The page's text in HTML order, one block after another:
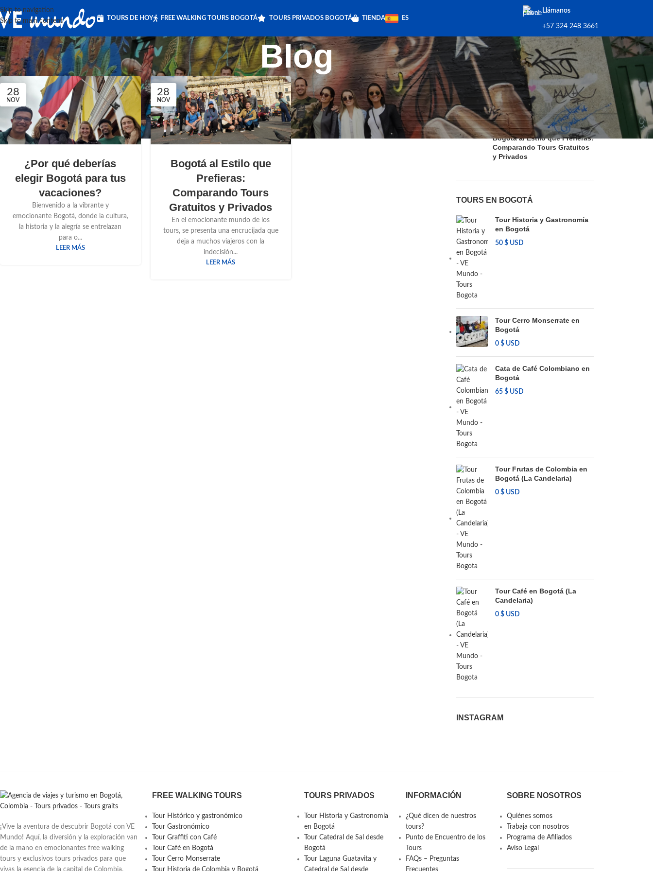
Skip to navigation
Skip to main content
TOURS DE HOY FREE WALKING TOURS BOGOTÁ TOURS PRIVADOS BOGOTÁ TIENDA ES
Llámanos
+57 324 248 3661
Blog
28
NOV
¿Por qué deberías
elegir Bogotá para tus
vacaciones?
Bienvenido a la vibrante y
emocionante Bogotá, donde la cultura,
la historia y la alegría se entrelazan
para o...
LEER MÁS
28
NOV
Bogotá al Estilo que
Prefieras:
Comparando Tours
Gratuitos y Privados
En el emocionante mundo de los
tours, se presenta una encrucijada que
deja a muchos viajeros con la
indecisión...
LEER MÁS
ARTÍCULOS RECIENTES
¿Por qué deberías elegir
Bogotá para tus vacaciones?
Bogotá al Estilo que Prefieras:
Comparando Tours Gratuitos
y Privados
TOURS EN BOGOTÁ
Tour Historia y Gastronomía
en Bogotá
50 $ USD
Tour Cerro Monserrate en
Bogotá
0 $ USD
Cata de Café Colombiano en
Bogotá
65 $ USD
Tour Frutas de Colombia en
Bogotá (La Candelaria)
0 $ USD
Tour Café en Bogotá (La
Candelaria)
0 $ USD
INSTAGRAM
¡Vive la aventura de descubrir Bogotá con VE
Mundo! Aquí, la diversión y la exploración van
de la mano en emocionantes free walking
tours y exclusivos tours privados para que
vivas la esencia de la capital de Colombia.
FREE WALKING TOURS
Tour Histórico y gastronómico
Tour Gastronómico
Tour Graffiti con Café
Tour Café en Bogotá
Tour Cerro Monserrate
Tour Historia de Colombia y Bogotá
TOURS PRIVADOS
Tour Historia y Gastronomía
en Bogotá
Tour Catedral de Sal desde
Bogotá
Tour Laguna Guatavita y
Catedral de Sal desde
INFORMACIÓN
¿Qué dicen de nuestros
tours?
Punto de Encuentro de los
Tours
FAQs – Preguntas
Frecuentes
SOBRE NOSOTROS
Quiénes somos
Trabaja con nosotros
Programa de Afiliados
Aviso Legal